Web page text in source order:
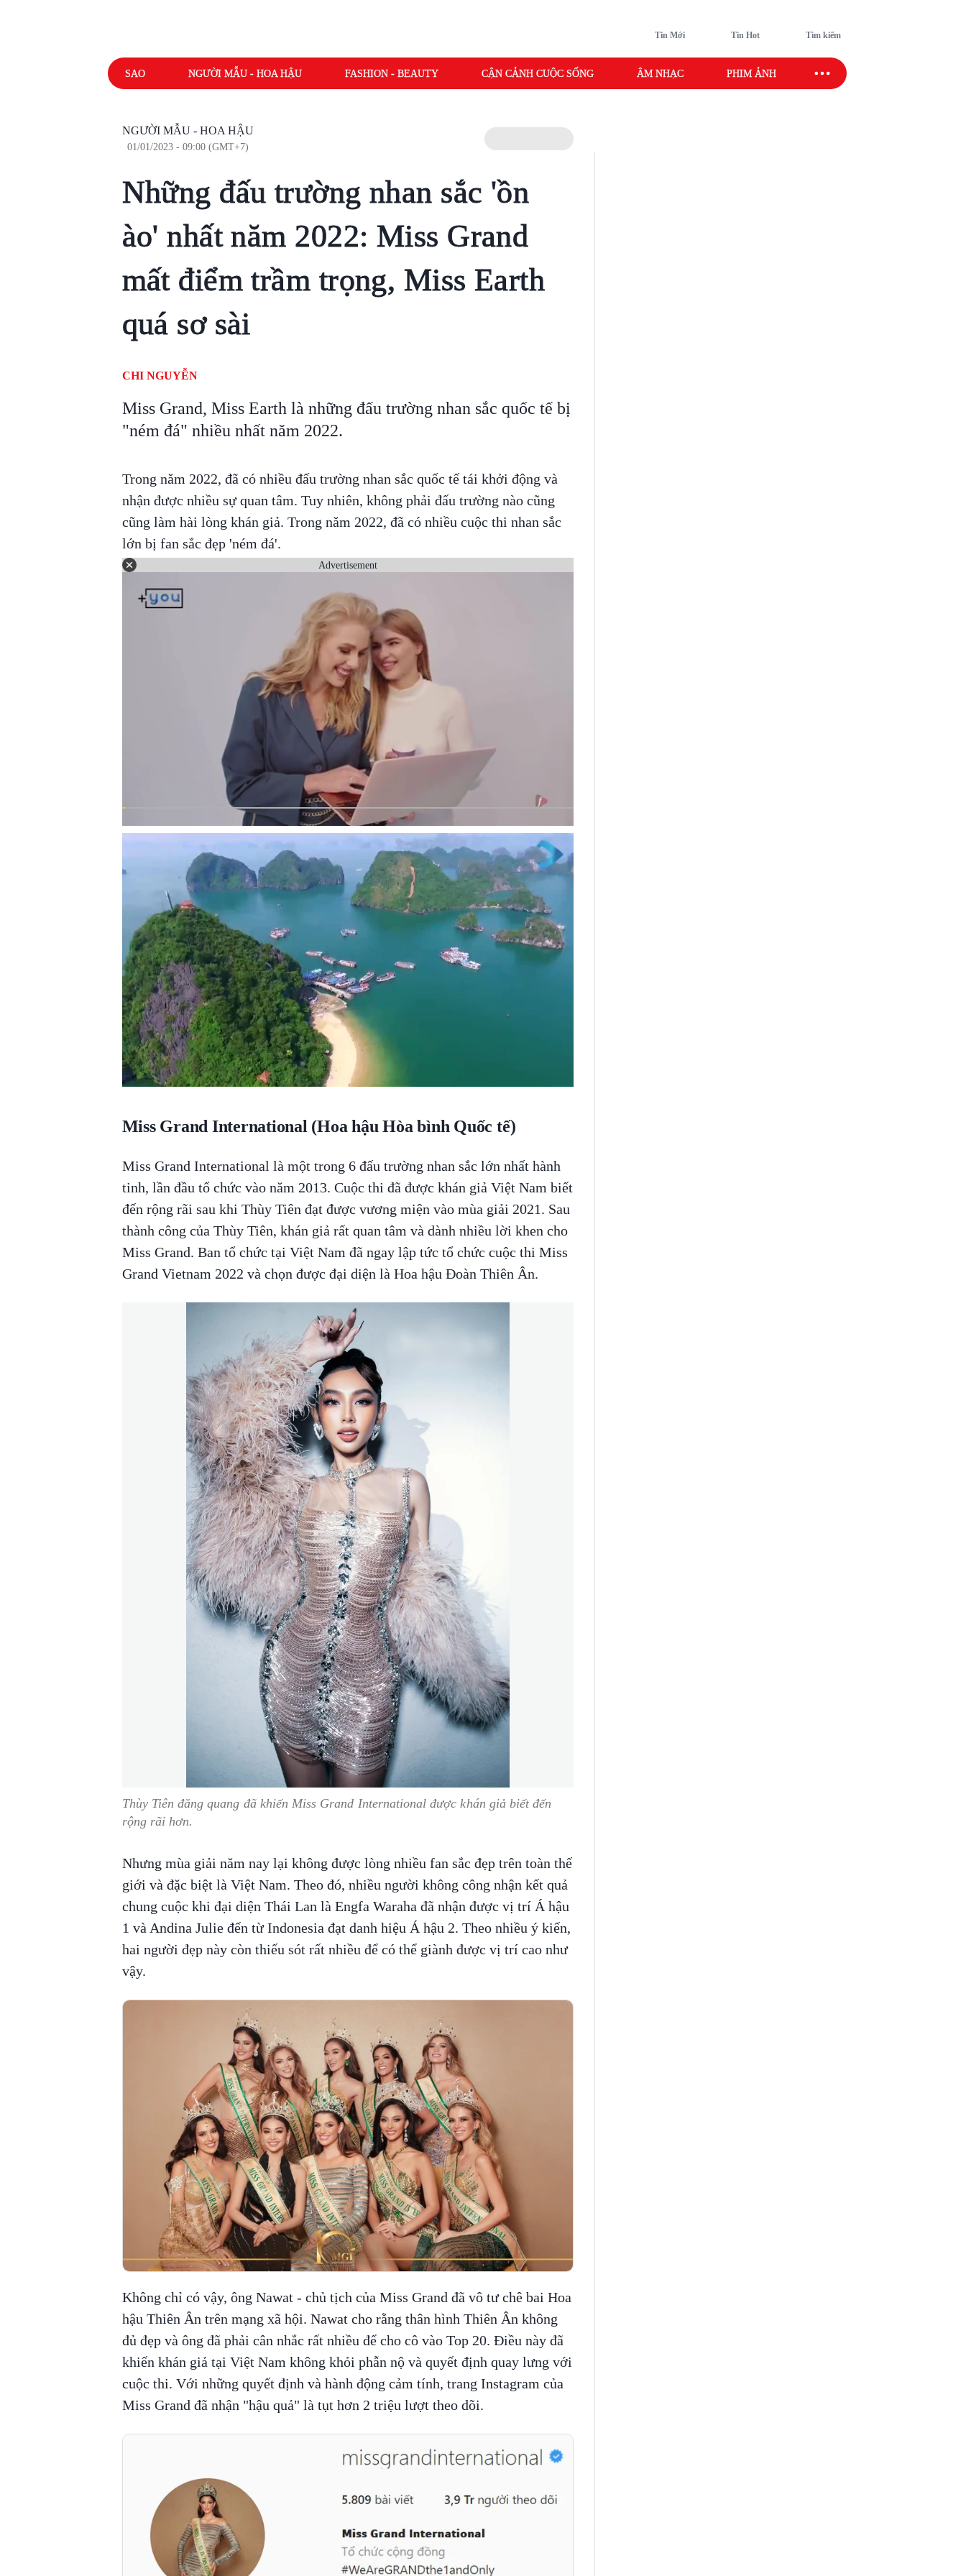
Tin Mới Tin Hot Tìm kiếm
SAO NGƯỜI MẪU - HOA HẬU FASHION - BEAUTY CẬN CẢNH CUỘC SỐNG ÂM NHẠC PHIM ẢNH SAO SPORT
NGƯỜI MẪU - HOA HẬU
01/01/2023 - 09:00 (GMT+7)
Những đấu trường nhan sắc 'ồn
ào' nhất năm 2022: Miss Grand
mất điểm trầm trọng, Miss Earth
quá sơ sài
CHI NGUYỄN
Miss Grand, Miss Earth là những đấu trường nhan sắc quốc tế bị
"ném đá" nhiều nhất năm 2022.
Trong năm 2022, đã có nhiều đấu trường nhan sắc quốc tế tái khởi động và
nhận được nhiều sự quan tâm. Tuy nhiên, không phải đấu trường nào cũng
cũng làm hài lòng khán giả. Trong năm 2022, đã có nhiều cuộc thi nhan sắc
lớn bị fan sắc đẹp 'ném đá'.
Advertisement
Miss Grand International (Hoa hậu Hòa bình Quốc tế)
Miss Grand International là một trong 6 đấu trường nhan sắc lớn nhất hành
tinh, lần đầu tổ chức vào năm 2013. Cuộc thi đã được khán giả Việt Nam biết
đến rộng rãi sau khi Thùy Tiên đạt được vương miện vào mùa giải 2021. Sau
thành công của Thùy Tiên, khán giả rất quan tâm và dành nhiều lời khen cho
Miss Grand. Ban tổ chức tại Việt Nam đã ngay lập tức tổ chức cuộc thi Miss
Grand Vietnam 2022 và chọn được đại diện là Hoa hậu Đoàn Thiên Ân.
Thùy Tiên đăng quang đã khiến Miss Grand International được khán giả biết đến
rộng rãi hơn.
Nhưng mùa giải năm nay lại không được lòng nhiều fan sắc đẹp trên toàn thế
giới và đặc biệt là Việt Nam. Theo đó, nhiều người không công nhận kết quả
chung cuộc khi đại diện Thái Lan là Engfa Waraha đã nhận được vị trí Á hậu
1 và Andina Julie đến từ Indonesia đạt danh hiệu Á hậu 2. Theo nhiều ý kiến,
hai người đẹp này còn thiếu sót rất nhiều để có thể giành được vị trí cao như
vậy.
Không chỉ có vậy, ông Nawat - chủ tịch của Miss Grand đã vô tư chê bai Hoa
hậu Thiên Ân trên mạng xã hội. Nawat cho rằng thân hình Thiên Ân không
đủ đẹp và ông đã phải cân nhắc rất nhiều để cho cô vào Top 20. Điều này đã
khiến khán giả tại Việt Nam không khỏi phẫn nộ và quyết định quay lưng với
cuộc thi. Với những quyết định và hành động cảm tính, trang Instagram của
Miss Grand đã nhận "hậu quả" là tụt hơn 2 triệu lượt theo dõi.